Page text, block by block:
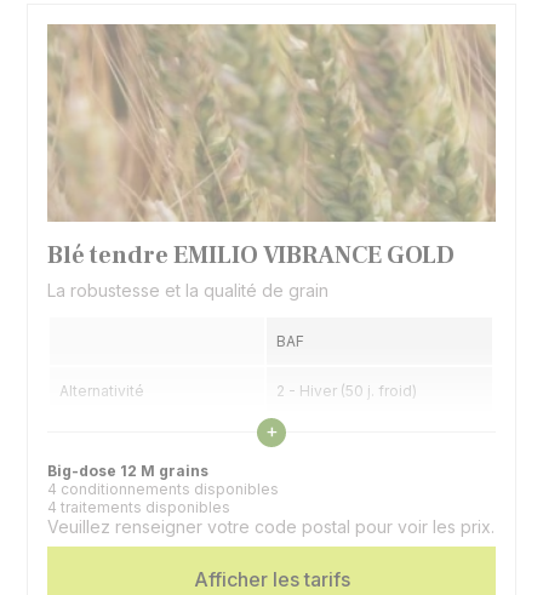
Blé tendre EMILIO VIBRANCE GOLD
La robustesse et la qualité de grain
BAF
Alternativité 2 - Hiver (50 j. froid)
6 - 1/2 tardif
Voir les caractéristiques
+
Big-dose 12 M grains
4 conditionnements disponibles
4 traitements disponibles
Veuillez renseigner votre code postal pour voir les prix.
Afficher les tarifs